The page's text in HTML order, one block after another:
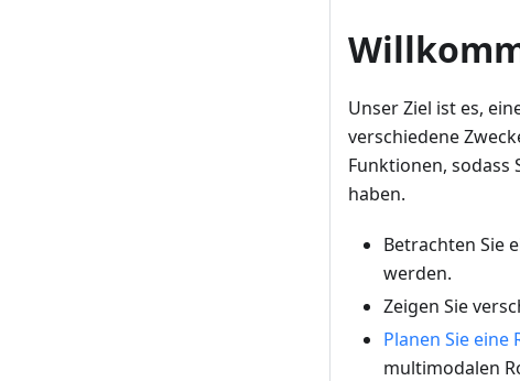
Unser Ziel ist es,
verschiedene
Funktionen, sodass
haben.
Betrachten Sie
werden.
Zeigen Sie
Planen Sie eine
multimodalen